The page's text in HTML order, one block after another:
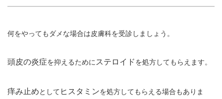
何をやってもダメな場合は皮膚科を受診しましょう。
頭皮の炎症を抑えるためにステロイドを処方してもらえます。
痒み止めとして ヒスタミンを処方してもらえる場合もありま